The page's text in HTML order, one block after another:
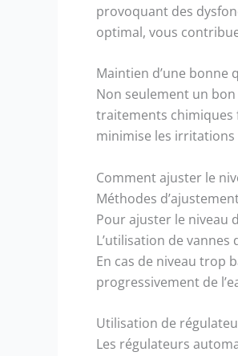
provoquant des
optimal, vous
Maintien d’une bonne
Non seulement un
traitements chimiques
minimise les irritations
Comment ajuster le
Méthodes
Pour ajuster le niveau
L’utilisation de
En cas de niveau trop
progressivement de
Utilisation de
Les régulateurs